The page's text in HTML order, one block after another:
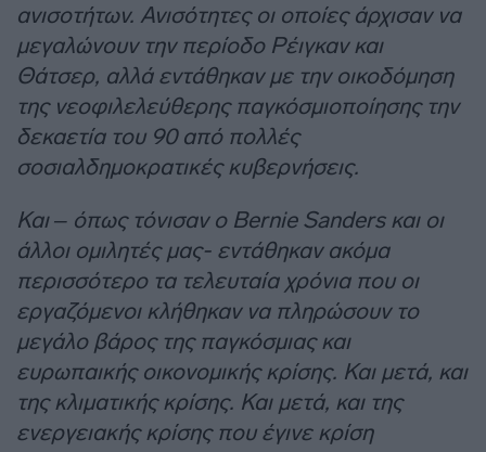
ανισοτήτων. Ανισότητες οι οποίες άρχισαν να
μεγαλώνουν την περίοδο Ρέιγκαν και
Θάτσερ, αλλά εντάθηκαν με την οικοδόμηση
της νεοφιλελεύθερης παγκόσμιοποίησης την
δεκαετία του 90 από πολλές
σοσιαλδημοκρατικές κυβερνήσεις.
Και – όπως τόνισαν ο Bernie Sanders και οι
άλλοι ομιλητές μας- εντάθηκαν ακόμα
περισσότερο τα τελευταία χρόνια που οι
εργαζόμενοι κλήθηκαν να πληρώσουν το
μεγάλο βάρος της παγκόσμιας και
ευρωπαικής οικονομικής κρίσης. Και μετά, και
της κλιματικής κρίσης. Και μετά, και της
ενεργειακής κρίσης που έγινε κρίση